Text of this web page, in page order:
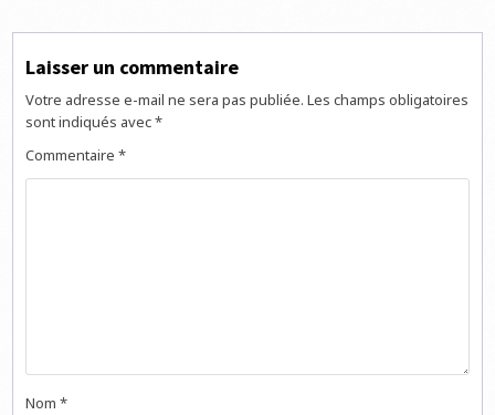
Laisser un commentaire
Votre adresse e-mail ne sera pas publiée. Les champs obligatoires
sont indiqués avec*
Commentaire*
Nom*